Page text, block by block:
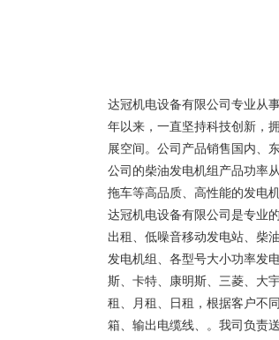
达冠机电设备有限公司专业从
年以来，一直坚持科技创新，
展空间。公司产品销售国内、
公司的柴油发电机组产品功率
拖车等高品质、高性能的发电
达冠机电设备有限公司是专业
出租、低噪音移动发电站、柴
发电机组、各型号大小功率发
斯、卡特、康明斯、三菱、大
租、月租、日租，根据客户不
箱、输出电缆线、。我司负责